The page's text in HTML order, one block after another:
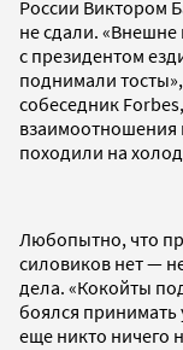
России Виктором
не сдали.
с президентом
поднимали
собеседник
взаимоотношения
походили на
Любопытно, что
силовиков нет —
дела. «Кокойты
боялся принимать
еще никто ничего